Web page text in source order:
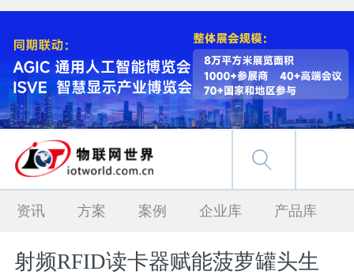
资讯 方案 案例 企业库 产品库
射频RFID读卡器赋能菠萝罐头生